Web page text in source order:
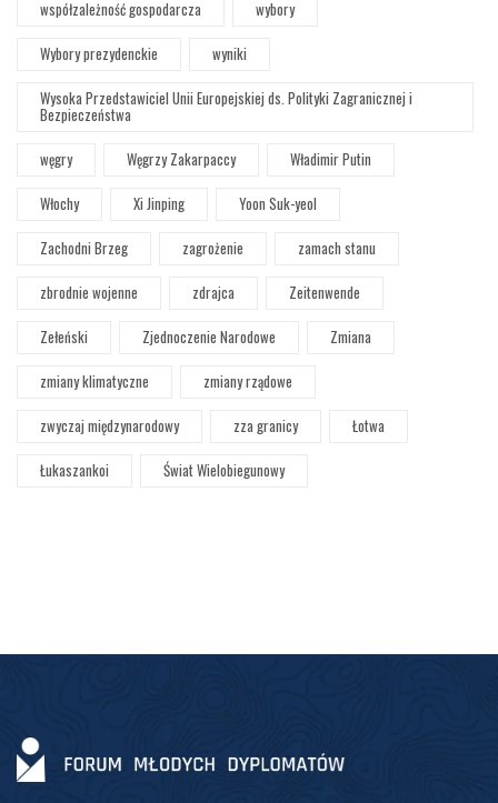
współzależność gospodarcza
wybory
Wybory prezydenckie
wyniki
Wysoka Przedstawiciel Unii Europejskiej ds. Polityki Zagranicznej i
Bezpieczeństwa
węgry
Węgrzy Zakarpaccy
Władimir Putin
Włochy
Xi Jinping
Yoon Suk-yeol
Zachodni Brzeg
zagrożenie
zamach stanu
zbrodnie wojenne
zdrajca
Zeitenwende
Zełeński
Zjednoczenie Narodowe
Zmiana
zmiany klimatyczne
zmiany rządowe
zwyczaj międzynarodowy
zza granicy
Łotwa
Łukaszankoi
Świat Wielobiegunowy